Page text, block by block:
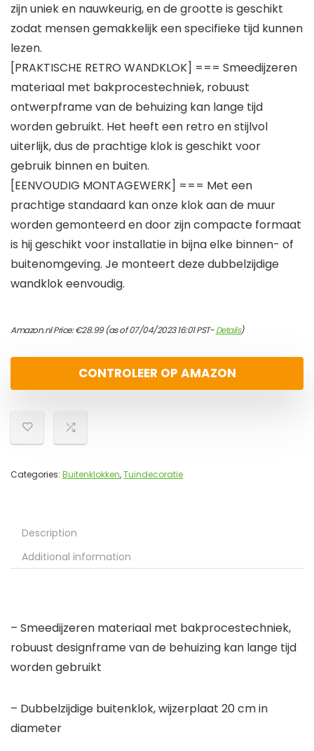
zijn uniek en nauwkeurig, en de grootte is geschikt
zodat mensen gemakkelijk een specifieke tijd kunnen
lezen.
[PRAKTISCHE RETRO WANDKLOK] === Smeedijzeren
materiaal met bakprocestechniek, robuust
ontwerpframe van de behuizing kan lange tijd
worden gebruikt. Het heeft een retro en stijlvol
uiterlijk, dus de prachtige klok is geschikt voor
gebruik binnen en buiten.
[EENVOUDIG MONTAGEWERK] === Met een
prachtige standaard kan onze klok aan de muur
worden gemonteerd en door zijn compacte formaat
is hij geschikt voor installatie in bijna elke binnen- of
buitenomgeving. Je monteert deze dubbelzijdige
wandklok eenvoudig.
Amazon.nl Price:€28.99(as of 07/04/2023 16:01 PST-Details)
CONTROLEER OP AMAZON
Categories: Buitenklokken,Tuindecoratie
Description
Additional information
– Smeedijzeren materiaal met bakprocestechniek,
robuust designframe van de behuizing kan lange tijd
worden gebruikt
– Dubbelzijdige buitenklok, wijzerplaat 20 cm in
diameter